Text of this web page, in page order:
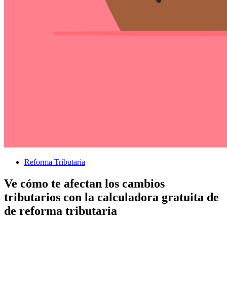
Reforma Tributaria
Ve cómo te afectan los cambios
tributarios con la calculadora gratuita de
de reforma tributaria